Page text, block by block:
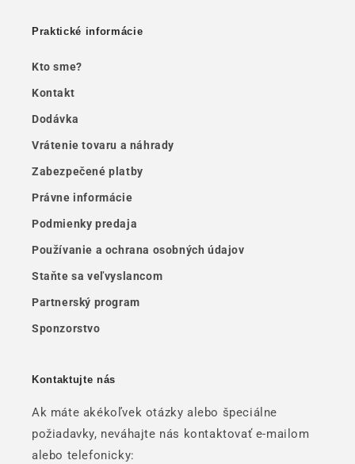
Praktické informácie
Kto sme?
Kontakt
Dodávka
Vrátenie tovaru a náhrady
Zabezpečené platby
Právne informácie
Podmienky predaja
Používanie a ochrana osobných údajov
Staňte sa veľvyslancom
Partnerský program
Sponzorstvo
Kontaktujte nás
Ak máte akékoľvek otázky alebo špeciálne
požiadavky, neváhajte nás kontaktovať e-mailom
alebo telefonicky: